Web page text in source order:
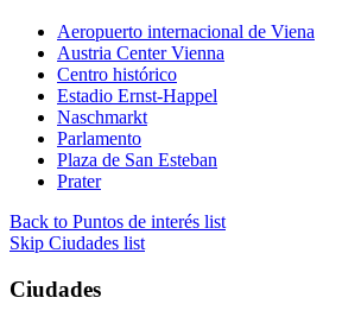
Aeropuerto internacional de Viena
Austria Center Vienna
Centro histórico
Estadio Ernst-Happel
Naschmarkt
Parlamento
Plaza de San Esteban
Prater
Back to Puntos de interés list
Skip Ciudades list
Ciudades